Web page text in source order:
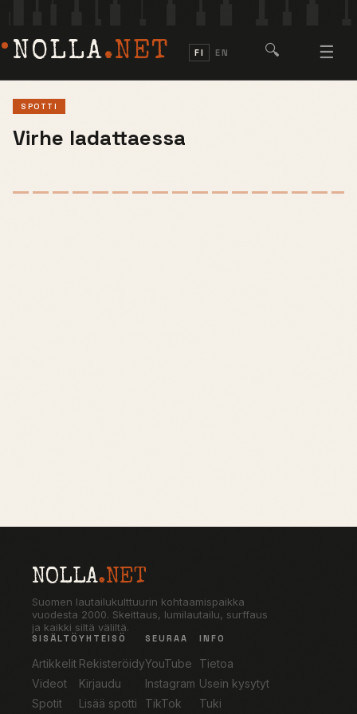
NOLLA.NET FI EN 🔍 ☰
SPOTTI
Virhe ladattaessa
NOLLA.NET
Suomen lautailukulttuurin kohtaamispaikka
vuodesta 2000. Skeittaus, lumilautailu, surffaus
ja kaikki siltä väliltä.
SISÄLTÖ
Artikkelit
Videot
Spotit
YHTEISÖ
Rekisteröidy
Kirjaudu
Lisää spotti
SEURAA
YouTube
Instagram
TikTok
INFO
Tietoa
Usein kysytyt
Tuki